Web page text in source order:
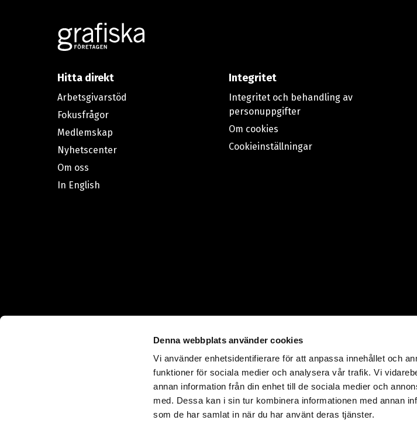
Denna webbplats använder cookies
Vi använder enhetsidentifierare för att anpassa innehållet och
funktioner för sociala medier och analysera vår trafik. Vi
annan information från din enhet till de sociala medier och
med. Dessa kan i sin tur kombinera informationen med annan
som de har samlat in när du har använt deras tjänster.
Hitta direkt
Arbetsgivarstöd
Fokusfrågor
Medlemskap
Nyhetscenter
Om oss
In English
Integritet
Integritet och behandling av
personuppgifter
Om cookies
Cookieinställningar